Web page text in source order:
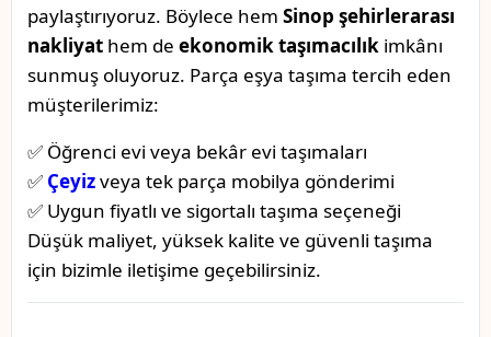
paylaştırıyoruz. Böylece hem Sinop şehirlerarası
nakliyat hem de ekonomik taşımacılık imkânı
sunmuş oluyoruz. Parça eşya taşıma tercih eden
müşterilerimiz:
✅ Öğrenci evi veya bekâr evi taşımaları
✅ Çeyizveya tek parça mobilya gönderimi
✅ Uygun fiyatlı ve sigortalı taşıma seçeneği
Düşük maliyet, yüksek kalite ve güvenli taşıma
için bizimle iletişime geçebilirsiniz.